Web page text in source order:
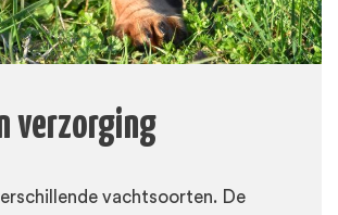
verzorging
vachtsoorten. De